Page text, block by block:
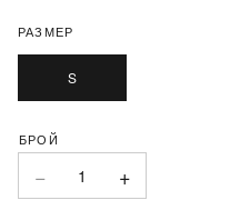
РАЗМЕР
S
− 1 +